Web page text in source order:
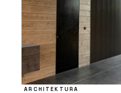
ARCHITEKTURA